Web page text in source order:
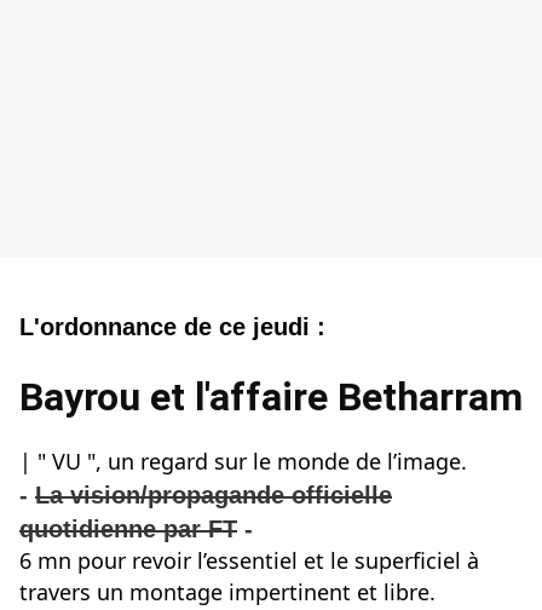
L'ordonnance de ce jeudi :
Bayrou et l'affaire Betharram
| " VU ", un regard sur le monde de l’image.
- La vision/propagande officielle
quotidienne par FT -
6 mn pour revoir l’essentiel et le superficiel à
travers un montage impertinent et libre.